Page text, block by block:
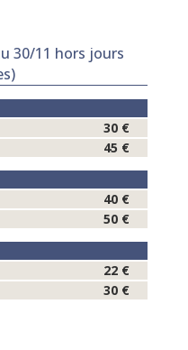
30/11 hors jours
30 €
45 €
40 €
50 €
22 €
30 €